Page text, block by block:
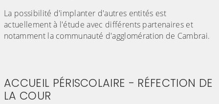
La possibilité d'implanter d'autres entités est
actuellement à l'étude avec différents partenaires et
notamment la communauté d'agglomération de Cambrai.
ACCUEIL PÉRISCOLAIRE - RÉFECTION DE
LA COUR